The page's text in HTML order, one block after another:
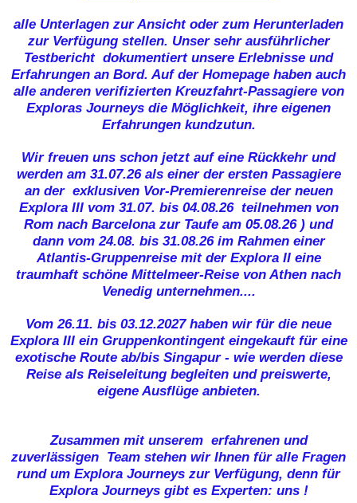
alle Unterlagen zur Ansicht oder zum Herunterladen
zur Verfügung stellen. Unser sehr ausführlicher
Testbericht dokumentiert unsere Erlebnisse und
Erfahrungen an Bord. Auf der Homepage haben auch
alle anderen verifizierten Kreuzfahrt-Passagiere von
Exploras Journeys die Möglichkeit, ihre eigenen
Erfahrungen kundzutun.
Wir freuen uns schon jetzt auf eine Rückkehr und
werden am 31.07.26 als einer der ersten Passagiere
an der exklusiven Vor-Premierenreise der neuen
Explora III vom 31.07. bis 04.08.26 teilnehmen von
Rom nach Barcelona zur Taufe am 05.08.26 ) und
dann vom 24.08. bis 31.08.26 im Rahmen einer
Atlantis-Gruppenreise mit der Explora II eine
traumhaft schöne Mittelmeer-Reise von Athen nach
Venedig unternehmen....
Vom 26.11. bis 03.12.2027 haben wir für die neue
Explora III ein Gruppenkontingent eingekauft für eine
exotische Route ab/bis Singapur - wie werden diese
Reise als Reiseleitung begleiten und preiswerte,
eigene Ausflüge anbieten.
Zusammen mit unserem erfahrenen und
zuverlässigen Team stehen wir Ihnen für alle Fragen
rund um Explora Journeys zur Verfügung, denn für
Explora Journeys gibt es Experten: uns !